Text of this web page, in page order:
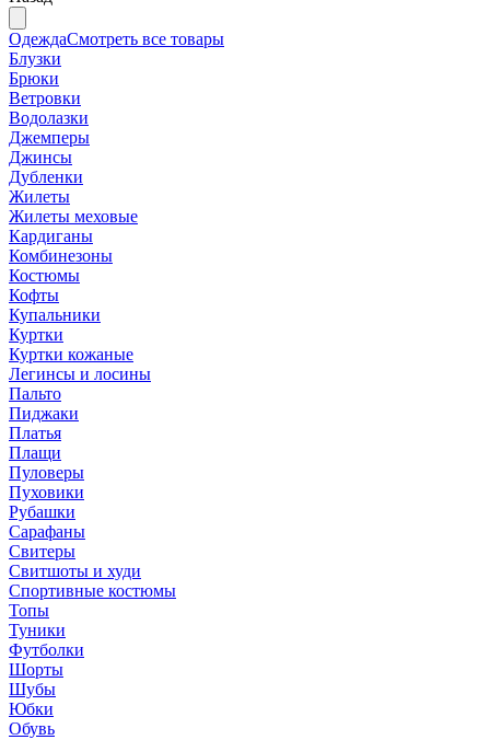
ОдеждаСмотреть все товары
Блузки
Брюки
Ветровки
Водолазки
Джемперы
Джинсы
Дубленки
Жилеты
Жилеты меховые
Кардиганы
Комбинезоны
Костюмы
Кофты
Купальники
Куртки
Куртки кожаные
Легинсы и лосины
Пальто
Пиджаки
Платья
Плащи
Пуловеры
Пуховики
Рубашки
Сарафаны
Свитеры
Свитшоты и худи
Спортивные костюмы
Топы
Туники
Футболки
Шорты
Шубы
Юбки
Обувь